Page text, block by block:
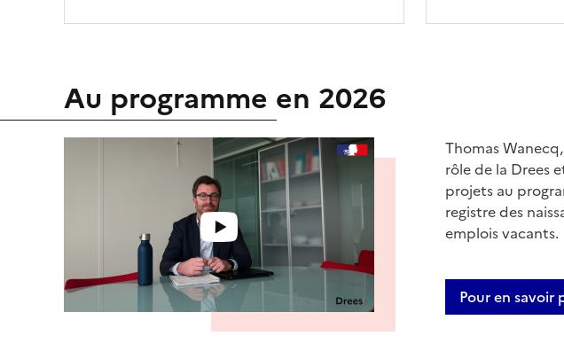
Au programme en 2026
Thomas
rôle de la Drees
projets au
registre des
emplois vacants.
Pour en savoir